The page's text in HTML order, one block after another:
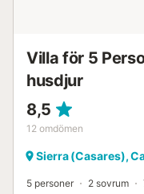
Villa för 5
husdjur
8,5
12 omdömen
Sierra (Casares),
5 personer 2 sovrum